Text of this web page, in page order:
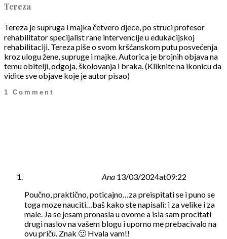
Tereza
Tereza je supruga i majka četvero djece, po struci profesor
rehabilitator specijalist rane intervencije u edukacijskoj
rehabilitaciji. Tereza piše o svom kršćanskom putu posvećenja
kroz ulogu žene, supruge i majke. Autorica je brojnih objava na
temu obitelji, odgoja, školovanja i braka. (Kliknite na ikonicu da
vidite sve objave koje je autor pisao)
1 Comment
Ana 13/03/2024at09:22
Poučno, praktično, poticajno…za preispitati se i puno se
toga moze nauciti…baš kako ste napisali: i za velike i za
male. Ja se jesam pronasla u ovome a isla sam procitati
drugi naslov na vašem blogu i uporno me prebacivalo na
ovu priču. Znak 🙂 Hvala vam!!